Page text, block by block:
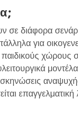
σε διάφορα
για